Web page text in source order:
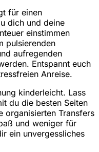
für einen
dich und deine
einstimmen
pulsierenden
aufregenden
Entspannt euch
Anreise.
kinderleicht. Lass
du die besten Seiten
organisierten Transfers
und weniger für
ein unvergessliches